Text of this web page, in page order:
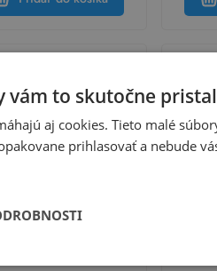
vám to skutočne
aj cookies. Tieto malé
prihlasovať a nebude